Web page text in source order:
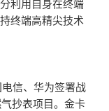
利用自身在终端
终端高精尖技术
信、华为签署战
抄表项目。金卡